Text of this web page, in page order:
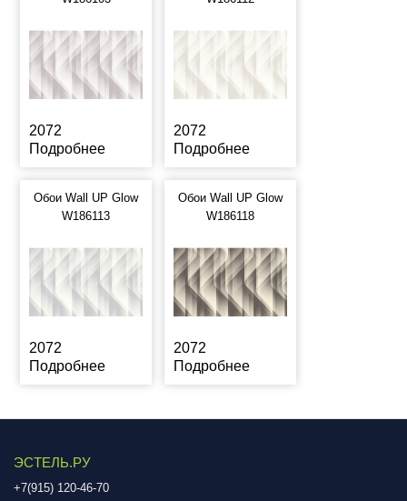
2072
Подробнее
2072
Подробнее
Обои Wall UP Glow
W186113
2072
Подробнее
Обои Wall UP Glow
W186118
2072
Подробнее
ЭСТЕЛЬ.РУ
+7(915) 120-46-70